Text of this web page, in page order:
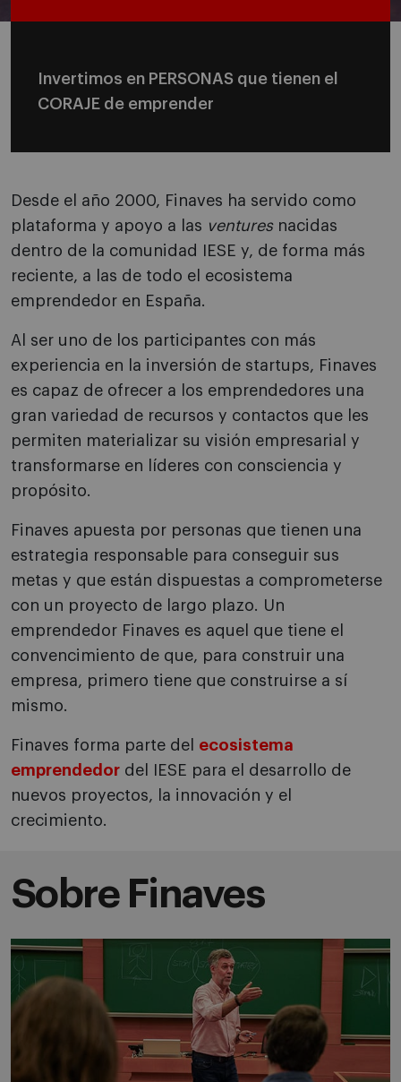
Invertimos en PERSONAS que tienen el
CORAJE de emprender
Desde el año 2000, Finaves ha servido como
plataforma y apoyo a las venturesnacidas
dentro de la comunidad IESE y, de forma más
reciente, a las de todo el ecosistema
emprendedor en España.
Al ser uno de los participantes con más
experiencia en la inversión de startups, Finaves
es capaz de ofrecer a los emprendedores una
gran variedad de recursos y contactos que les
permiten materializar su visión empresarial y
transformarse en líderes con consciencia y
propósito.
Finaves apuesta por personas que tienen una
estrategia responsable para conseguir sus
metas y que están dispuestas a comprometerse
con un proyecto de largo plazo. Un
emprendedor Finaves es aquel que tiene el
convencimiento de que, para construir una
empresa, primero tiene que construirse a sí
mismo.
Finaves forma parte del ecosistema
emprendedor del IESE para el desarrollo de
nuevos proyectos, la innovación y el
crecimiento.
Sobre Finaves